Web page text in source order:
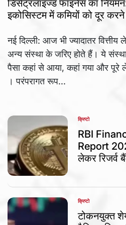
डिसेंट्रलाइज्ड फाइनेंस का
इकोसिस्टम में कमियों को दूर
नई दिल्ली: आज भी ज्यादातर
अन्य संस्था के जरिए होते हैं। ये
पैसा कहां से आया, कहां गया और पूरे
। परंपरागत रूप...
POSTED
IN
क्रिप्टो
RBI
Report
लेकर रिजर्व
POSTED
IN
क्रिप्टो
टोकनयुक्त